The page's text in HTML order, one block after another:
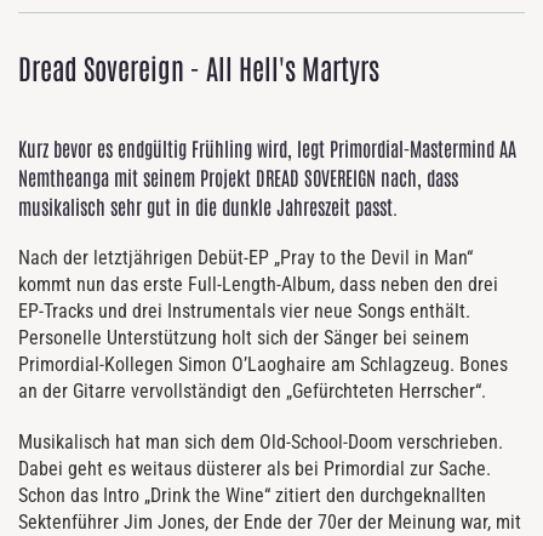
Dread Sovereign - All Hell's Martyrs
Kurz bevor es endgültig Frühling wird, legt Primordial-Mastermind AA
Nemtheanga mit seinem Projekt DREAD SOVEREIGN nach, dass
musikalisch sehr gut in die dunkle Jahreszeit passt.
Nach der letztjährigen Debüt-EP „Pray to the Devil in Man“
kommt nun das erste Full-Length-Album, dass neben den drei
EP-Tracks und drei Instrumentals vier neue Songs enthält.
Personelle Unterstützung holt sich der Sänger bei seinem
Primordial-Kollegen Simon O’Laoghaire am Schlagzeug. Bones
an der Gitarre vervollständigt den „Gefürchteten Herrscher“.
Musikalisch hat man sich dem Old-School-Doom verschrieben.
Dabei geht es weitaus düsterer als bei Primordial zur Sache.
Schon das Intro „Drink the Wine“ zitiert den durchgeknallten
Sektenführer Jim Jones, der Ende der 70er der Meinung war, mit